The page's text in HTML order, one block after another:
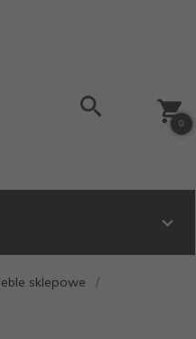
0
sklepowe